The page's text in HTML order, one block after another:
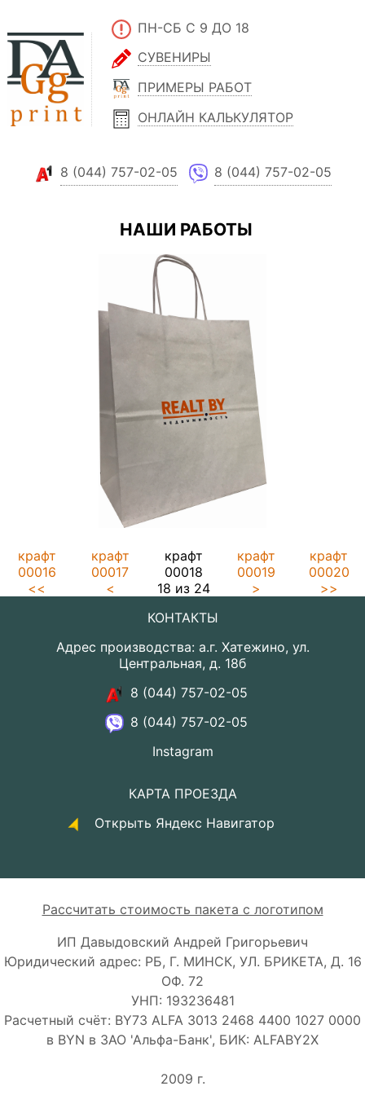
СУВЕНИРЫ
ПРИМЕРЫ РАБОТ
ОНЛАЙН КАЛЬКУЛЯТОР
ПН-СБ С 9 ДО 18
8 (044) 757-02-05 8 (044) 757-02-05
НАШИ РАБОТЫ
крафт
00016
крафт
00017
крафт
00018
крафт
00019
крафт
00020
<<
< 18 из 24 >
>>
КОНТАКТЫ
Адрес производства: а.г. Хатежино, ул.
Центральная, д. 18б
8 (044) 757-02-05
8 (044) 757-02-05
Instagram
КАРТА ПРОЕЗДА
Открыть Яндекс Навигатор
Рассчитать стоимость пакета с логотипом
ИП Давыдовский Андрей Григорьевич
Юридический адрес: РБ, Г. МИНСК, УЛ. БРИКЕТА, Д. 16
ОФ. 72
УНП: 193236481
Расчетный счёт: BY73 ALFA 3013 2468 4400 1027 0000
в BYN в ЗАО 'Альфа-Банк', БИК: ALFABY2X
2009 г.